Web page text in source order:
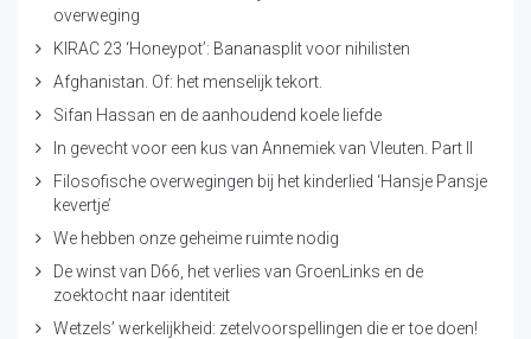
overweging
KIRAC 23 ‘Honeypot’: Bananasplit voor nihilisten
Afghanistan. Of: het menselijk tekort.
Sifan Hassan en de aanhoudend koele liefde
In gevecht voor een kus van Annemiek van Vleuten. Part II
Filosofische overwegingen bij het kinderlied ‘Hansje Pansje
kevertje’
We hebben onze geheime ruimte nodig
De winst van D66, het verlies van GroenLinks en de
zoektocht naar identiteit
Wetzels’ werkelijkheid: zetelvoorspellingen die er toe doen!